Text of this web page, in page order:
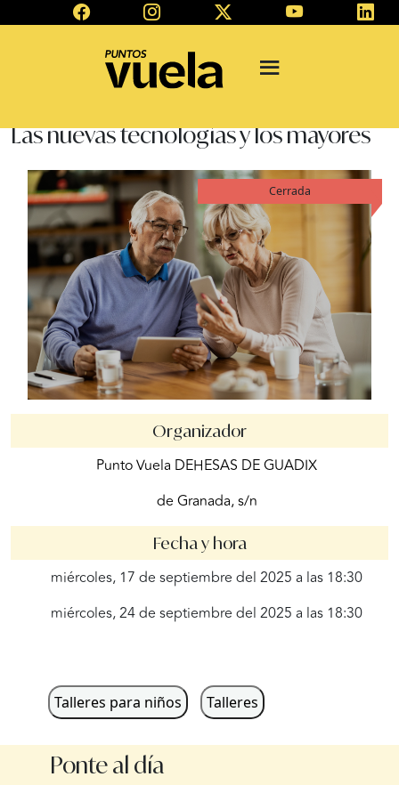
Las nuevas tecnologías y los mayores
Cerrada
Organizador
Punto Vuela DEHESAS DE GUADIX
de Granada, s/n
Fecha y hora
miércoles, 17 de septiembre del 2025 a las 18:30
miércoles, 24 de septiembre del 2025 a las 18:30
Talleres para niños Talleres
Ponte al día